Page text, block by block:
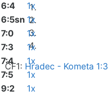
ČF1: Hradec - Kometa 1:3
6:4
1x
6:5sn 1x
7:0
1x
7:3
1x
7:4
1x
7:5
1x
9:2
1x